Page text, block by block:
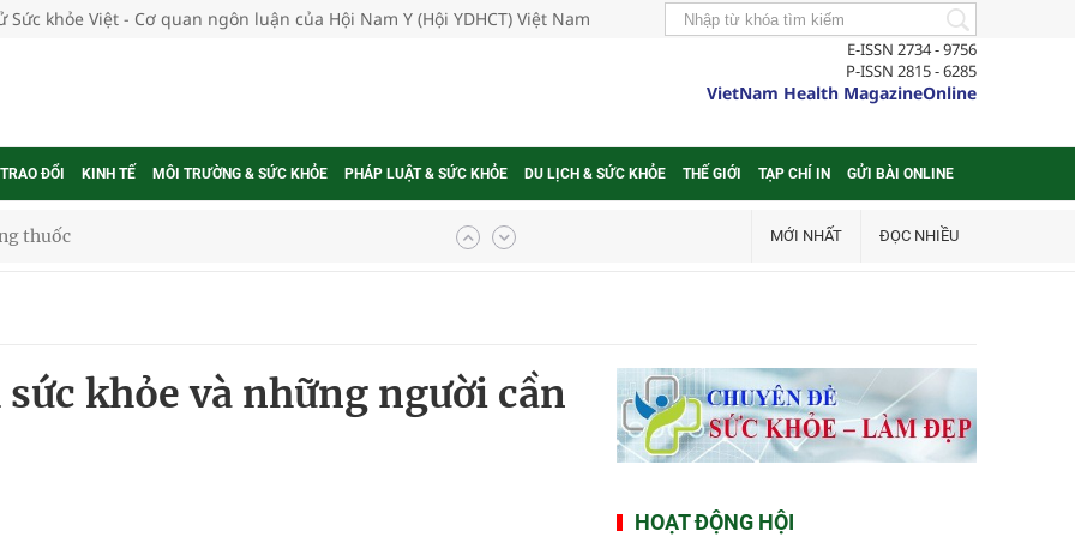
Sức khỏe Việt - Cơ quan ngôn luận của Hội Nam Y (Hội YDHCT) Việt Nam
E-ISSN 2734 - 9756
P-ISSN 2815 - 6285
VietNam Health MagazineOnline
ĐỔI KINH TẾ MÔI TRƯỜNG & SỨC KHỎE PHÁP LUẬT & SỨC KHỎE DU LỊCH & SỨC KHỎE THẾ GIỚI TẠP CHÍ IN GỬI BÀI ONLINE
thuốc
khám sàng lọc cho người dân
cực hiệu quả
gia
MỚI NHẤT ĐỌC NHIỀU
khỏe và những người cần
HOẠT ĐỘNG HỘI